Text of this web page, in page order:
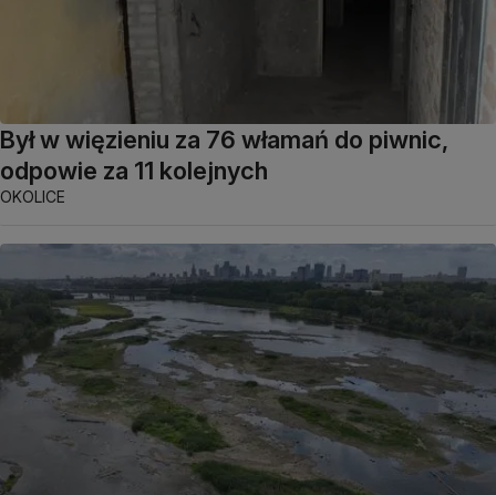
Był w więzieniu za 76 włamań do piwnic,
odpowie za 11 kolejnych
OKOLICE